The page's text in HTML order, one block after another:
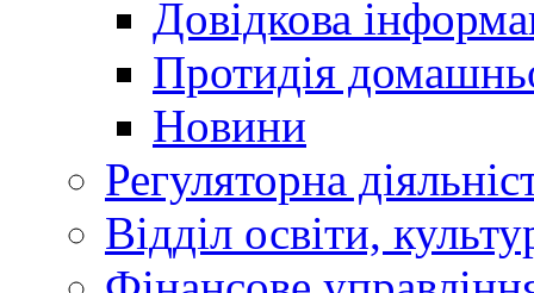
Довідкова
Протидія
Новини
Регуляторна
Відділ освіти,